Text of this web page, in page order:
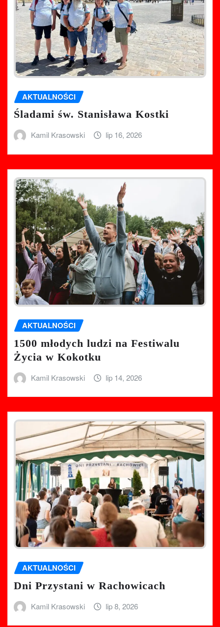
AKTUALNOŚCI
Śladami św. Stanisława Kostki
Kamil Krasowski lip 16, 2026
AKTUALNOŚCI
1500 młodych ludzi na Festiwalu
Życia w Kokotku
Kamil Krasowski lip 14, 2026
AKTUALNOŚCI
Dni Przystani w Rachowicach
Kamil Krasowski lip 8, 2026